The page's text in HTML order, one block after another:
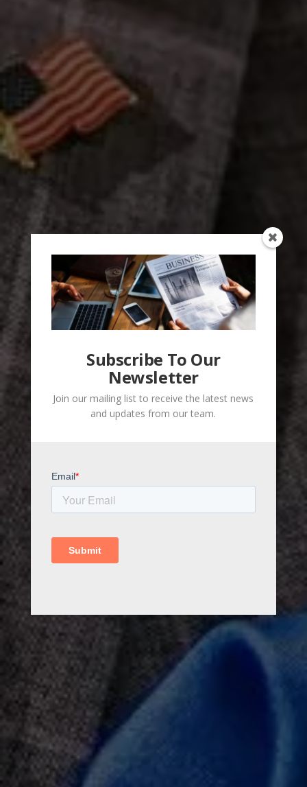
Subscribe To Our
Newsletter
Join our mailing list to receive the latest news
and updates from our team.